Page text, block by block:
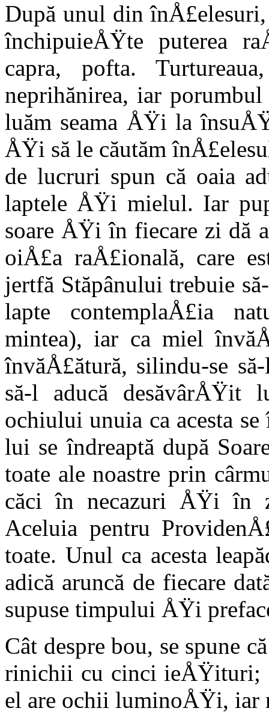
După unul din
închipuieÅŸte puterea
capra, pofta.
neprihănirea, iar
luăm seama ÅŸi la
ÅŸi să le căutăm
de lucruri spun că oaia
laptele ÅŸi mielul. Iar
soare ÅŸi în fiecare zi dă
oiÅ£a raÅ£ională, care
jertfă Stăpânului trebuie
lapte contemplaÅ£ia
mintea), iar ca miel
învăÅ£ătură, silindu-se
să-l aducă desăvârÅŸit
ochiului unuia ca acesta
lui se îndreaptă după
toate ale noastre prin
căci în necazuri ÅŸi în
Aceluia pentru
toate. Unul ca acesta
adică aruncă de fiecare
supuse timpului ÅŸi
Cât despre bou, se spune
rinichii cu cinci ieÅŸituri;
el are ochii luminoÅŸi,